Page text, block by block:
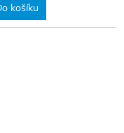
košíku